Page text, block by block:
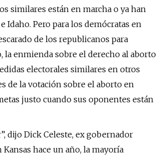
similares están en marcha o ya han
Pero para los demócratas en
de los republicanos para
la enmienda sobre el derecho al aborto
electorales similares en otros
de la votación sobre el aborto en
justo cuando sus oponentes están
dijo Dick Celeste, ex gobernador
hace un año, la mayoría